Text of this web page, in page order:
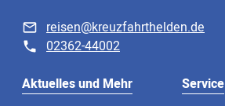
reisen@kreuzfahrthelden.de
02362-44002
Aktuelles und Mehr
Service